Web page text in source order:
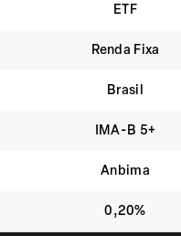
ETF
Renda Fixa
Brasil
IMA-B 5+
Anbima
0,20%